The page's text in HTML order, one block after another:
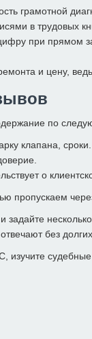
грамотной
в трудовых
при прямом
и цену,
по
клапана, сроки.
о
пропускаем
без